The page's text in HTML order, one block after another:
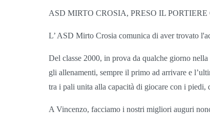
ASD MIRTO CROSIA, PRESO IL
L’ ASD Mirto Crosia comunica di aver trovato
Del classe 2000, in prova da qualche giorno nella
gli allenamenti, sempre il primo ad arrivare e
tra i pali unita alla capacità di giocare con i
A Vincenzo, facciamo i nostri migliori auguri